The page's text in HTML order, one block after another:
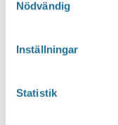
Nödvändig
Inställningar
Statistik